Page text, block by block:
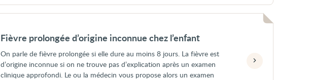
Fièvre prolongée d’origine inconnue chez l’enfant
On parle de fièvre prolongée si elle dure au moins 8 jours. La fièvre est
d’origine inconnue si on ne trouve pas d’explication après un examen
clinique approfondi. Le ou la médecin vous propose alors un examen